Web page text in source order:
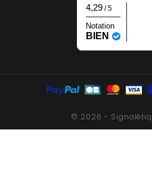
4,29 / 5
Notation
BIEN
© 2026 -